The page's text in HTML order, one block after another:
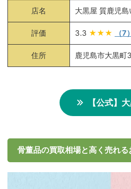
店名 大黒屋 質鹿児
評価 3.3 ★★★ （7）
住所 鹿児島市大黒町
【公式】
骨董品の買取相場と高く売れる